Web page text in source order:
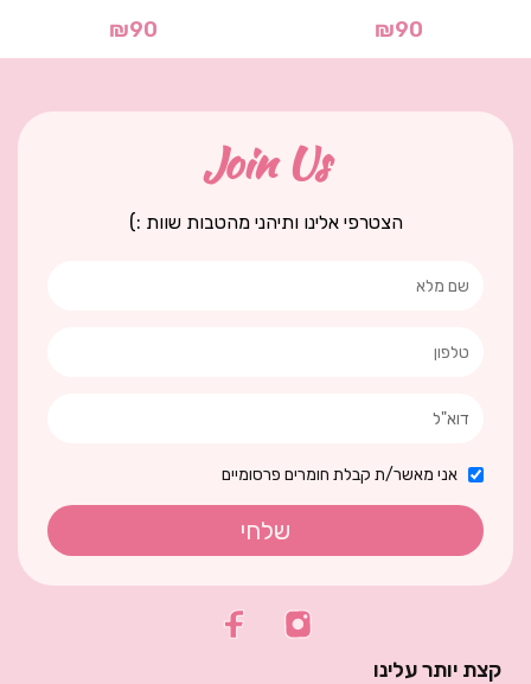
₪90
₪90
Join Us
הצטרפי אלינו ותיהני מהטבות שוות :)
אני מאשר/ת קבלת חומרים פרסומיים
שלחי
קצת יותר עלינו